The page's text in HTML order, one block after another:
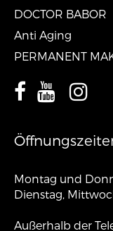
DOCTOR BABOR
Anti Aging
PERMANENT
Montag und
Dienstag,
Außerhalb der